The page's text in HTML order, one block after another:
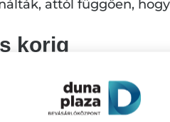
attól függően,
korig
meg. Akkoriban
homlok. Ennek